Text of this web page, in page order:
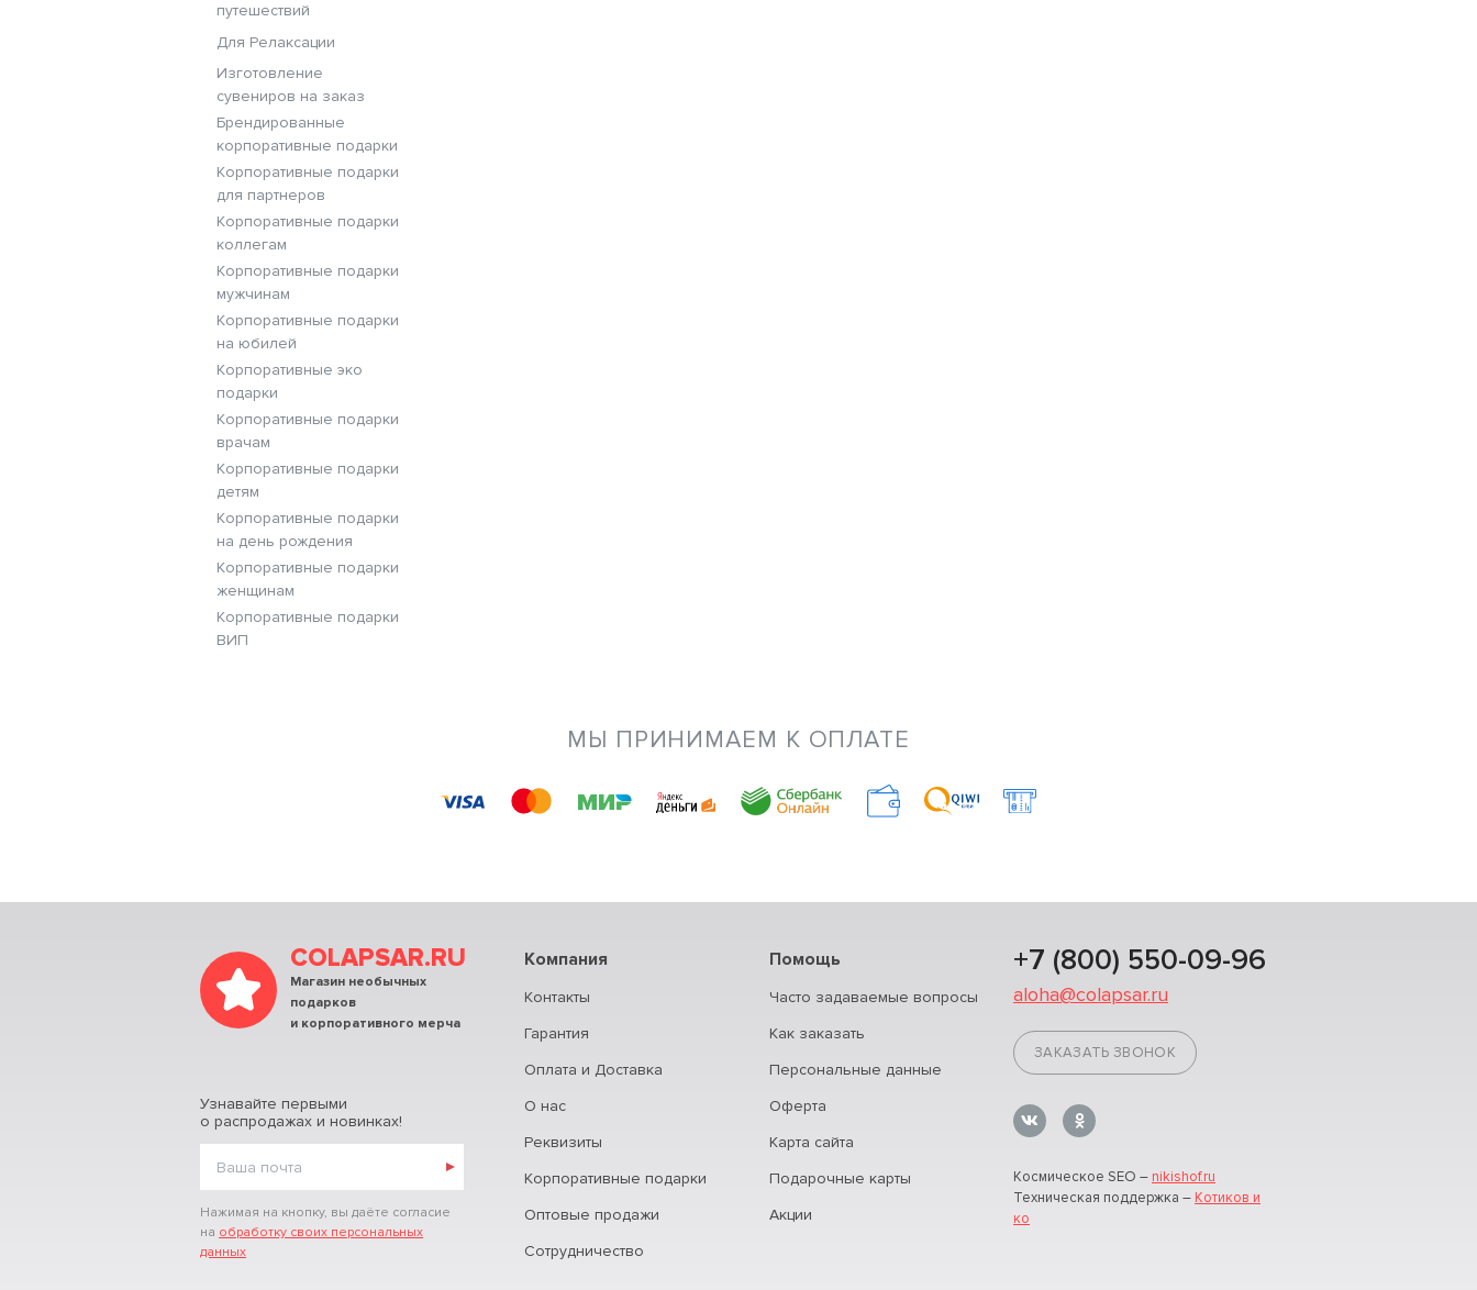
путешествий
Для Релаксации
Изготовление
сувениров на заказ
Брендированные
корпоративные подарки
Корпоративные подарки
для партнеров
Корпоративные подарки
коллегам
Корпоративные подарки
мужчинам
Корпоративные подарки
на юбилей
Корпоративные эко
подарки
Корпоративные подарки
врачам
Корпоративные подарки
детям
Корпоративные подарки
на день рождения
Корпоративные подарки
женщинам
Корпоративные подарки
ВИП
МЫ ПРИНИМАЕМ К ОПЛАТЕ
COLAPSAR.RU
Магазин необычных
подарков
и корпоративного мерча
Узнавайте первыми
о распродажах и новинках!
Нажимая на кнопку, вы даёте согласие
на обработку своих персональных
данных
Компания
Контакты
Гарантия
Оплата и Доставка
О нас
Реквизиты
Корпоративные подарки
Оптовые продажи
Сотрудничество
Помощь
Часто задаваемые вопросы
Как заказать
Персональные данные
Оферта
Карта сайта
Подарочные карты
Акции
+7 (800) 550-09-96
aloha@colapsar.ru
ЗАКАЗАТЬ ЗВОНОК
Космическое SEO – nikishof.ru
Техническая поддержка – Котиков и
ко